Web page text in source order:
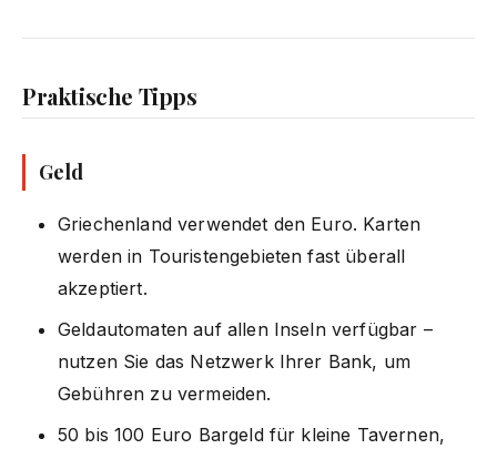
Praktische Tipps
Geld
Griechenland verwendet den Euro. Karten
werden in Touristengebieten fast überall
akzeptiert.
Geldautomaten auf allen Inseln verfügbar –
nutzen Sie das Netzwerk Ihrer Bank, um
Gebühren zu vermeiden.
50 bis 100 Euro Bargeld für kleine Tavernen,